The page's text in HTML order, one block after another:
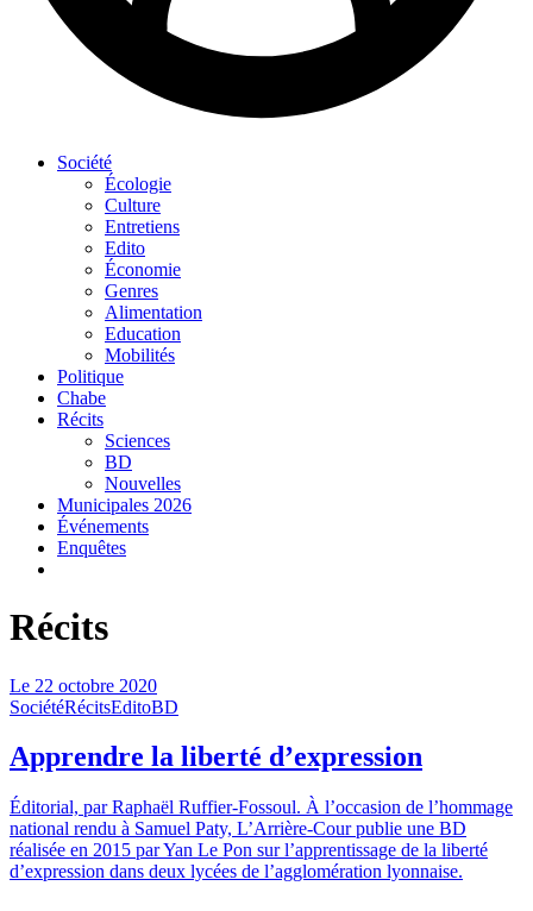
Société
Écologie
Culture
Entretiens
Edito
Économie
Genres
Alimentation
Education
Mobilités
Politique
Chabe
Récits
Sciences
BD
Nouvelles
Municipales 2026
Événements
Enquêtes
Récits
Le 22 octobre 2020
SociétéRécitsEditoBD
Apprendre la liberté d’expression
Éditorial, par Raphaël Ruffier-Fossoul. À l’occasion de l’hommage
national rendu à Samuel Paty, L’Arrière-Cour publie une BD
réalisée en 2015 par Yan Le Pon sur l’apprentissage de la liberté
d’expression dans deux lycées de l’agglomération lyonnaise.